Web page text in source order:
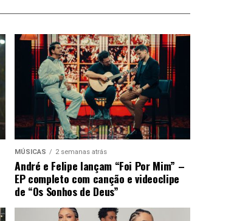
MÚSICAS 2 semanas atrás
André e Felipe lançam “Foi Por Mim” –
EP completo com canção e videoclipe
de “Os Sonhos de Deus”